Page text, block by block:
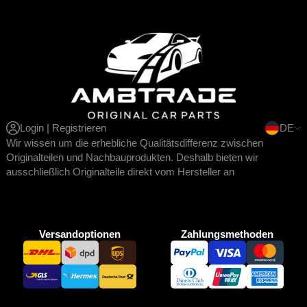
Login | Registrieren
DE
Wir wissen um die erhebliche Qualitätsdifferenz zwischen
Originalteilen und Nachbauprodukten. Deshalb bieten wir
ausschließlich Originalteile direkt vom Hersteller an
Versandoptionen Zahlungsmethoden